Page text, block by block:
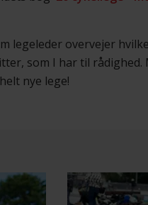
legeleder overvejer
som I har til rådighed.
nye lege!